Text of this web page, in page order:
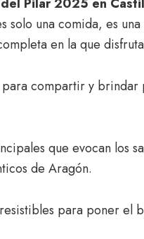
solo una comida, es una
en la que
para compartir y brindar
que evocan los
de Aragón.
para poner el